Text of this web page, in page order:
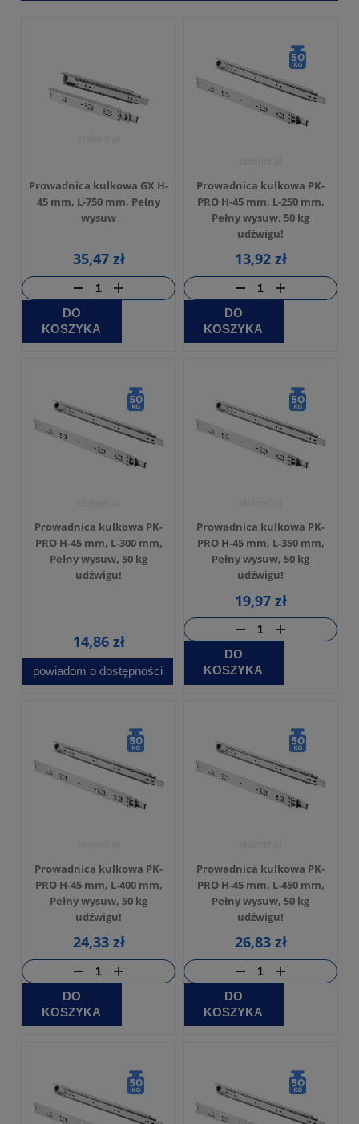
Prowadnica kulkowa GX H-
45 mm, L-750 mm, Pełny
wysuw
35,47 zł
DO
KOSZYKA
Prowadnica kulkowa PK-
PRO H-45 mm, L-250 mm,
Pełny wysuw, 50 kg
udźwigu!
13,92 zł
DO
KOSZYKA
Prowadnica kulkowa PK-
PRO H-45 mm, L-300 mm,
Pełny wysuw, 50 kg
udźwigu!
14,86 zł
powiadom o dostępności
Prowadnica kulkowa PK-
PRO H-45 mm, L-350 mm,
Pełny wysuw, 50 kg
udźwigu!
19,97 zł
DO
KOSZYKA
Prowadnica kulkowa PK-
PRO H-45 mm, L-400 mm,
Pełny wysuw, 50 kg
udźwigu!
24,33 zł
DO
KOSZYKA
Prowadnica kulkowa PK-
PRO H-45 mm, L-450 mm,
Pełny wysuw, 50 kg
udźwigu!
26,83 zł
DO
KOSZYKA